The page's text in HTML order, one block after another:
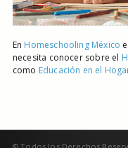
En Homeschooling México
necesita conocer sobre el
como Educación en el